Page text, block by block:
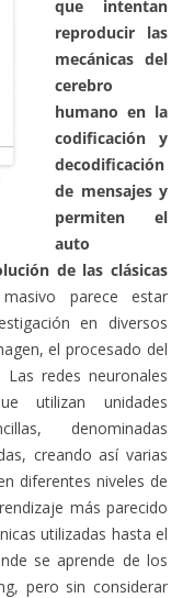
que intentan
reproducir las
mecánicas del
cerebro
humano en la
codificación y
decodificación
de mensajes y
permiten el
auto
de las clásicas
parece estar
en diversos
el procesado del
redes neuronales
utilizan unidades
denominadas
creando así varias
diferentes niveles de
más parecido
utilizadas hasta el
se aprende de los
pero sin considerar